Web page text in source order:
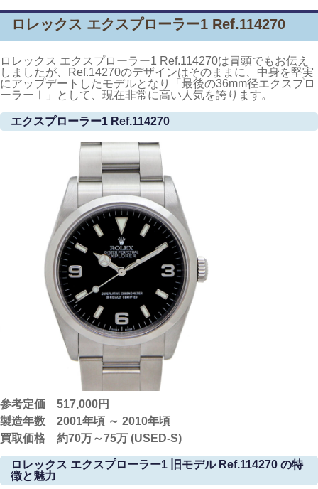
ロレックス エクスプローラー1 Ref.114270
ロレックス エクスプローラー1 Ref.114270は冒頭でもお伝え
しましたが、Ref.14270のデザインはそのままに、中身を堅実
にアップデートしたモデルとなり「最後の36mm径エクスプロ
ーラーⅠ」として、現在非常に高い人気を誇ります。
エクスプローラー1 Ref.114270
参考定価 517,000円
製造年数 2001年頃 ～ 2010年頃
買取価格 約70万～75万 (USED-S)
ロレックス エクスプローラー1 旧モデル Ref.114270 の特
徴と魅力